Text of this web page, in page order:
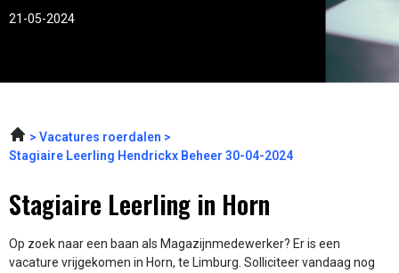
21-05-2024
Vacatures roerdalen
Stagiaire Leerling Hendrickx Beheer 30-04-2024
Stagiaire Leerling in Horn
Op zoek naar een baan als Magazijnmedewerker? Er is een
vacature vrijgekomen in Horn, te Limburg. Solliciteer vandaag nog